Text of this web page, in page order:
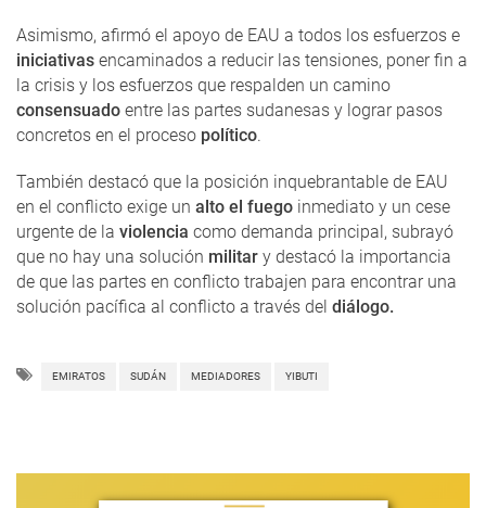
Asimismo, afirmó el apoyo de EAU a todos los esfuerzos e
iniciativas encaminados a reducir las tensiones, poner fin a
la crisis y los esfuerzos que respalden un camino
consensuado entre las partes sudanesas y lograr pasos
concretos en el proceso político.
También destacó que la posición inquebrantable de EAU
en el conflicto exige un alto el fuego inmediato y un cese
urgente de la violencia como demanda principal, subrayó
que no hay una solución militar y destacó la importancia
de que las partes en conflicto trabajen para encontrar una
solución pacífica al conflicto a través del diálogo.
EMIRATOS SUDÁN MEDIADORES YIBUTI